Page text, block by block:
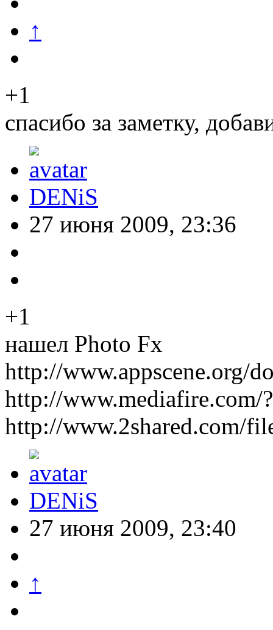
↑
+1
спасибо за заметку,
DENiS
27 июня 2009, 23:36
+1
нашел Photo Fx
http://www.appscene.org/
http://www.mediafire.com/
http://www.2shared.com/
DENiS
27 июня 2009, 23:40
↑